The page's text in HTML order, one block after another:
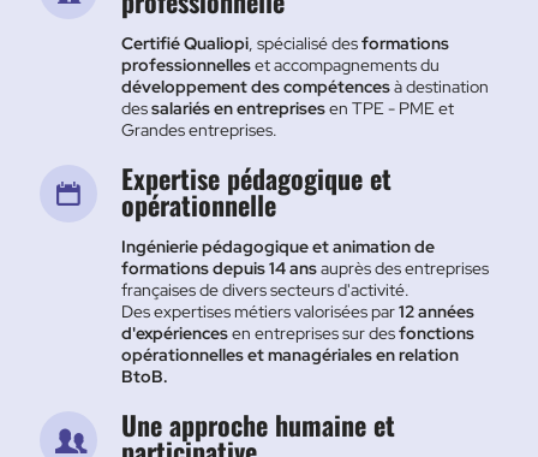
Certifié Qualiopi, spécialisé desformations
professionnelleset accompagnements du
développement des compétencesà destination
dessalariés en entreprisesen TPE - PME et
Grandes entreprises.
Expertise pédagogique et
opérationnelle
Ingénierie pédagogique et animation de
formations depuis 14 ansauprès des entreprises
françaises de divers secteurs d'activité.
Des expertises métiers valorisées par12 années
d'expériencesen entreprises sur desfonctions
opérationnelles et managériales en relation
BtoB.
Une approche humaine et